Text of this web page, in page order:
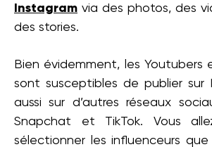
Instagram via des photos, des
des stories.
Bien évidemment, les Youtubers
sont susceptibles de publier sur
aussi sur d’autres réseaux
Snapchat et TikTok. Vous
sélectionner les influenceurs